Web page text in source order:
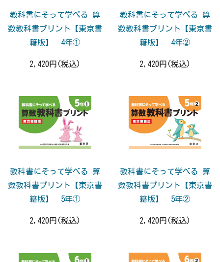
教科書にそって学べる 算
数教科書プリント【東京書
籍版】 4年①
2,420円(税込)
教科書にそって学べる 算
数教科書プリント【東京書
籍版】 4年②
2,420円(税込)
教科書にそって学べる 算
数教科書プリント【東京書
籍版】 5年①
2,420円(税込)
教科書にそって学べる 算
数教科書プリント【東京書
籍版】 5年②
2,420円(税込)